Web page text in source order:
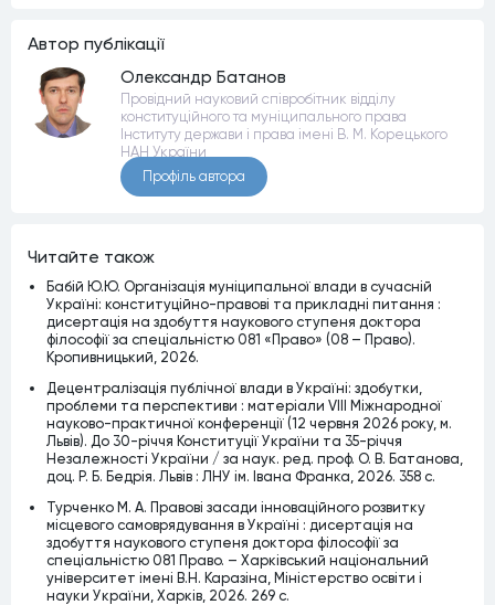
Автор публiкацiї
Олександр Батанов
Провідний науковий співробітник відділу
конституційного та муніципального права
Інституту держави і права імені В. М. Корецького
НАН України
Профiль автора
Читайте також
Бабій Ю.Ю. Організація муніципальної влади в сучасній
Україні: конституційно-правові та прикладні питання :
дисертація на здобуття наукового ступеня доктора
філософії за спеціальністю 081 «Право» (08 – Право).
Кропивницький, 2026.
Децентралізація публічної влади в Україні: здобутки,
проблеми та перспективи : матеріали VІІІ Міжнародної
науково-практичної конференції (12 червня 2026 року, м.
Львів). До 30-річчя Конституції України та 35-річчя
Незалежності України / за наук. ред. проф. О. В. Батанова,
доц. Р. Б. Бедрія. Львів : ЛНУ ім. Івана Франка, 2026. 358 с.
Турченко М. А. Правові засади інноваційного розвитку
місцевого самоврядування в Україні : дисертація на
здобуття наукового ступеня доктора філософії за
спеціальністю 081 Право. – Харківський національний
університет імені В.Н. Каразіна, Міністерство освіти і
науки України, Харків, 2026. 269 c.